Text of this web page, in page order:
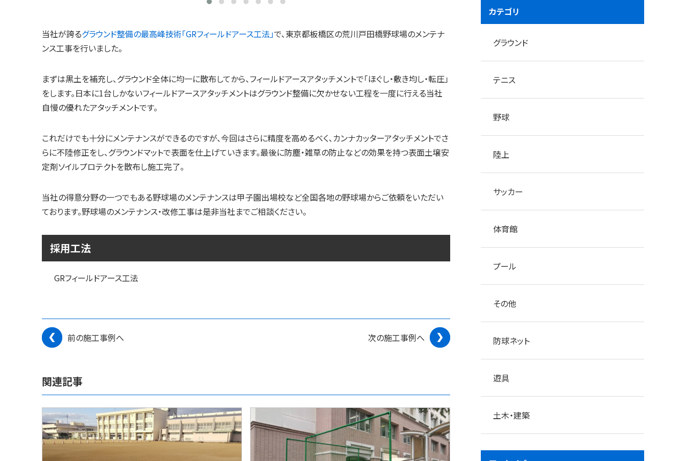
当社が誇るグラウンド整備の最高峰技術「GRフィールドアース工法」で、東京都板橋区の荒川戸田橋野球場のメンテナ
ンス工事を行いました。
まずは黒土を補充し、グラウンド全体に均一に散布してから、フィールドアースアタッチメントで「ほぐし・敷き均し・転圧」
をします。日本に1台しかないフィールドアースアタッチメントはグラウンド整備に欠かせない工程を一度に行える当社
自慢の優れたアタッチメントです。
これだけでも十分にメンテナンスができるのですが、今回はさらに精度を高めるべく、カンナカッターアタッチメントでさ
らに不陸修正をし、グラウンドマットで表面を仕上げていきます。最後に防塵・雑草の防止などの効果を持つ表面土壌安
定剤ソイルプロテクトを散布し施工完了。
当社の得意分野の一つでもある野球場のメンテナンスは甲子園出場校など全国各地の野球場からご依頼をいただい
ております。野球場のメンテナンス・改修工事は是非当社までご相談ください。
採用工法
GRフィールドアース工法
前の施工事例へ 次の施工事例へ
関連記事
カテゴリ
グラウンド
テニス
野球
陸上
サッカー
体育館
プール
その他
防球ネット
遊具
土木・建築